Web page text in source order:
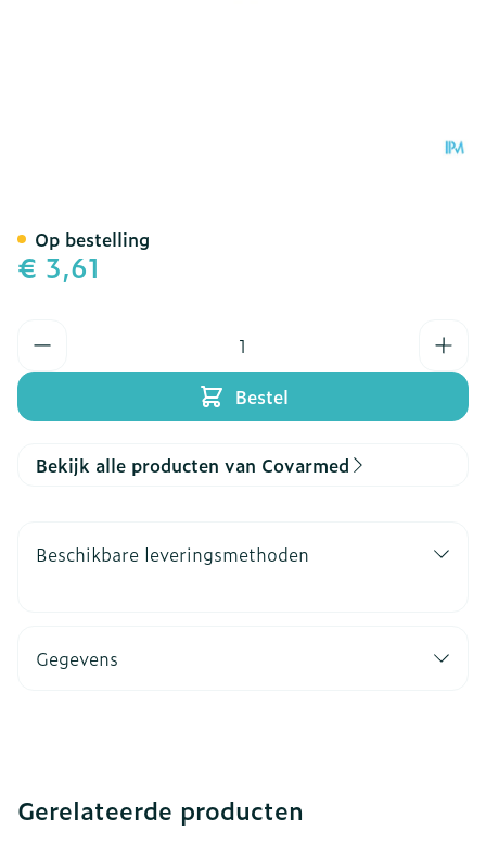
€ 3,61
Bestel
Op bestelling
Bekijk alle producten van Covarmed
Beschikbare leveringsmethoden
Gegevens
Gerelateerde producten